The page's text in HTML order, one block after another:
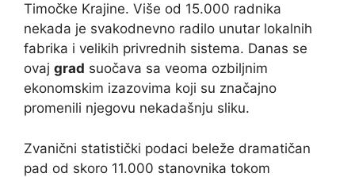
Timočke Krajine. Više od 15.000 radnika
nekada je svakodnevno radilo unutar lokalnih
fabrika i velikih privrednih sistema. Danas se
ovaj grad suočava sa veoma ozbiljnim
ekonomskim izazovima koji su značajno
promenili njegovu nekadašnju sliku.
Zvanični statistički podaci beleže dramatičan
pad od skoro 11.000 stanovnika tokom